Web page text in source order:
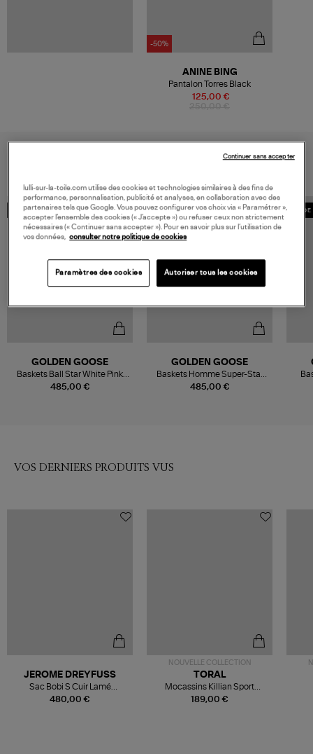
-50%
125,00 €
ANINE BING
Pantalon Torres Black
MADE IN EUROPE
485,00 €
GOLDEN GOOSE
Baskets Ball Star White Pink
Beige
MADE IN EUROPE
485,00 €
GOLDEN GOOSE
Baskets Homme Super-Star
Cuir Gris
VOS DERNIERS PRODUITS VUS
480,00 €
JEROME DREYFUSS
Sac Bobi S Cuir Lamé
Champagne
NOUVELLE COLLECTION
189,00 €
TORAL
Mocassins Killian Sport
Mousse
lulli-sur-la-toile.com utilise des cookies et technologies similaires à des fins de
performance, personnalisation, publicité et analyses, en collaboration avec des
partenaires tels que Google. Vous pouvez configurer vos choix via « Paramétrer »,
accepter l’ensemble des cookies (« J’accepte ») ou refuser ceux non strictement
nécessaires (« Continuer sans accepter »). Pour en savoir plus sur l’utilisation de
vos données, consulter notre politique de cookies
Paramètres des cookies Autoriser tous les cookies
Continuer sans accepter